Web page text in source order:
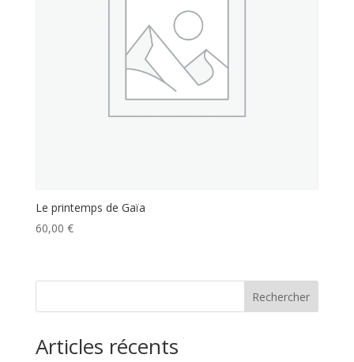
Le printemps de Gaïa
60,00 €
Rechercher
Articles récents